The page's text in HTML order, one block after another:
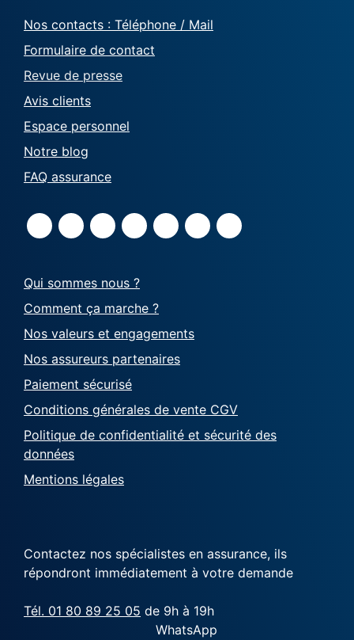
Nos contacts : Téléphone / Mail
Formulaire de contact
Revue de presse
Avis clients
Espace personnel
Notre blog
FAQ assurance
Qui sommes nous ?
Comment ça marche ?
Nos valeurs et engagements
Nos assureurs partenaires
Paiement sécurisé
Conditions générales de vente CGV
Politique de confidentialité et sécurité des
données
Mentions légales
Contactez nos spécialistes en assurance, ils
répondront immédiatement à votre demande
Tél. 01 80 89 25 05 de 9h à 19h
WhatsApp